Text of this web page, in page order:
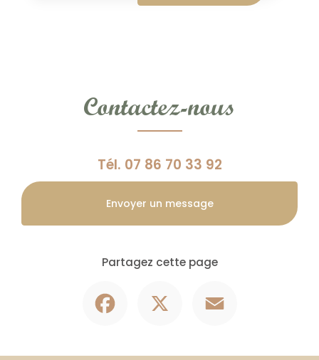
Contactez-nous
Tél. 07 86 70 33 92
Envoyer un message
Partagez cette page